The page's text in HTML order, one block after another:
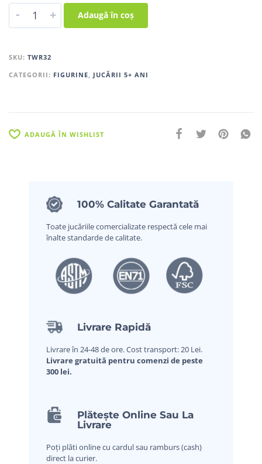
- + Adaugă în coș
SKU: TWR32
CATEGORII: FIGURINE JUCĂRII 5+ ANI
ADAUGĂ ÎN WISHLIST
100% Calitate Garantată
Toate jucăriile comercializate respectă cele mai
înalte standarde de calitate.
Livrare Rapidă
Livrare în 24-48 de ore. Cost transport: 20 Lei.
Livrare gratuită pentru comenzi de peste
300 lei.
Plătește Online Sau La
Livrare
Poți plăti online cu cardul sau ramburs (cash)
direct la curier.